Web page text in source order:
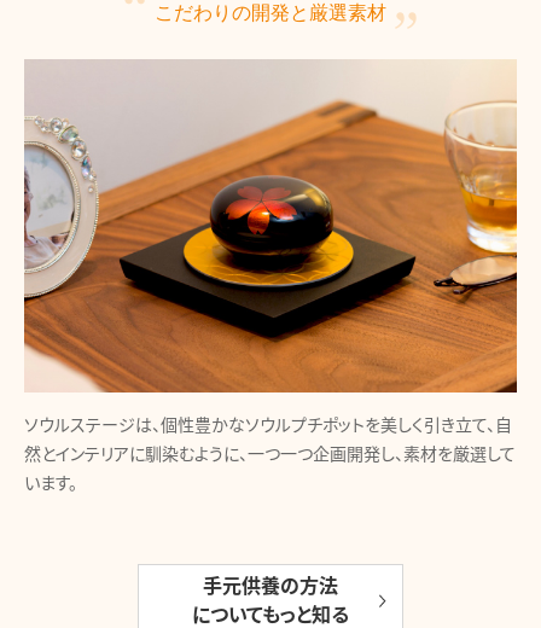
こだわりの開発と 厳選素材
ソウルステージは、個性豊かなソウルプチポットを美しく引き立て、自
然とインテリアに馴染むように、一つ一つ企画開発し、素材を厳選して
います。
手元供養の方法
についてもっと知る